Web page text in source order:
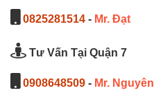
0825281514 - Mr. Đạt
Tư Vấn Tại Quận 7
0908648509 - Mr. Nguyên